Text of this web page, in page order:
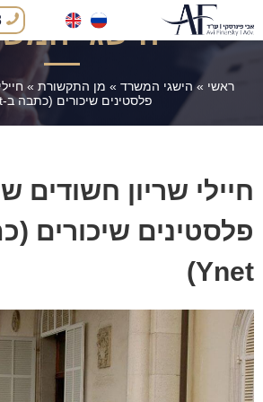
הישגי
ראשי »הישגי המשרד » מן התקשורת »
פלסטינים שיכורים (כתבה ב-Ynet)
חיילי שריון חשודים
פלסטינים שיכורים
Ynet)